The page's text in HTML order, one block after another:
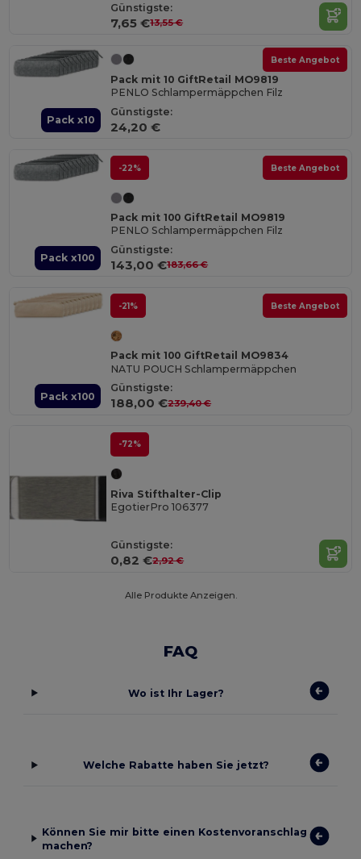
Günstigste:
7,65 €13,55 €
Pack x10
Beste Angebot
Pack mit 10 GiftRetail MO9819
PENLO Schlampermäppchen Filz
Günstigste:
24,20 €
Pack x100
-22% Beste Angebot
Pack mit 100 GiftRetail MO9819
PENLO Schlampermäppchen Filz
Günstigste:
143,00 €183,66 €
Pack x100
-21% Beste Angebot
Pack mit 100 GiftRetail MO9834
NATU POUCH Schlampermäppchen
Günstigste:
188,00 €239,40 €
-72%
Riva Stifthalter-Clip
EgotierPro 106377
Günstigste:
0,82 €2,92 €
Alle Produkte Anzeigen.
FAQ
Wo ist Ihr Lager?
Welche Rabatte haben Sie jetzt?
Können Sie mir bitte einen Kostenvoranschlag
machen?